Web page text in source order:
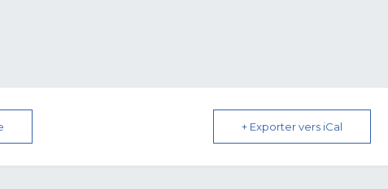
+ Exporter vers iCal